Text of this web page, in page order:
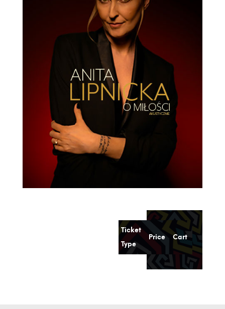
Ticket
Type
Price Cart